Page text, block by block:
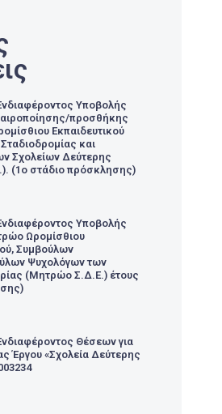
Υποβολής
προσθήκης
Εκπαιδευτικού
και
Σχολείων Δεύτερης
(1ο στάδιο πρόσκλησης)
Υποβολής
Ωρομίσθιου
Συμβούλων
Ψυχολόγων των
(Μητρώο Σ.Δ.Ε.) έτους
Θέσεων για
Έργου «Σχολεία Δεύτερης